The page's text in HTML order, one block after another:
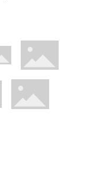
stranicaExpress web stranica
Visa web stranica
sigurnosni kod web
Pci Dss certificirano
stranica